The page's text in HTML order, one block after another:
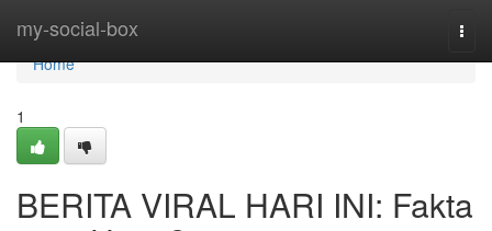
my-social-box
Home
Home
1
BERITA VIRAL HARI INI: Fakta